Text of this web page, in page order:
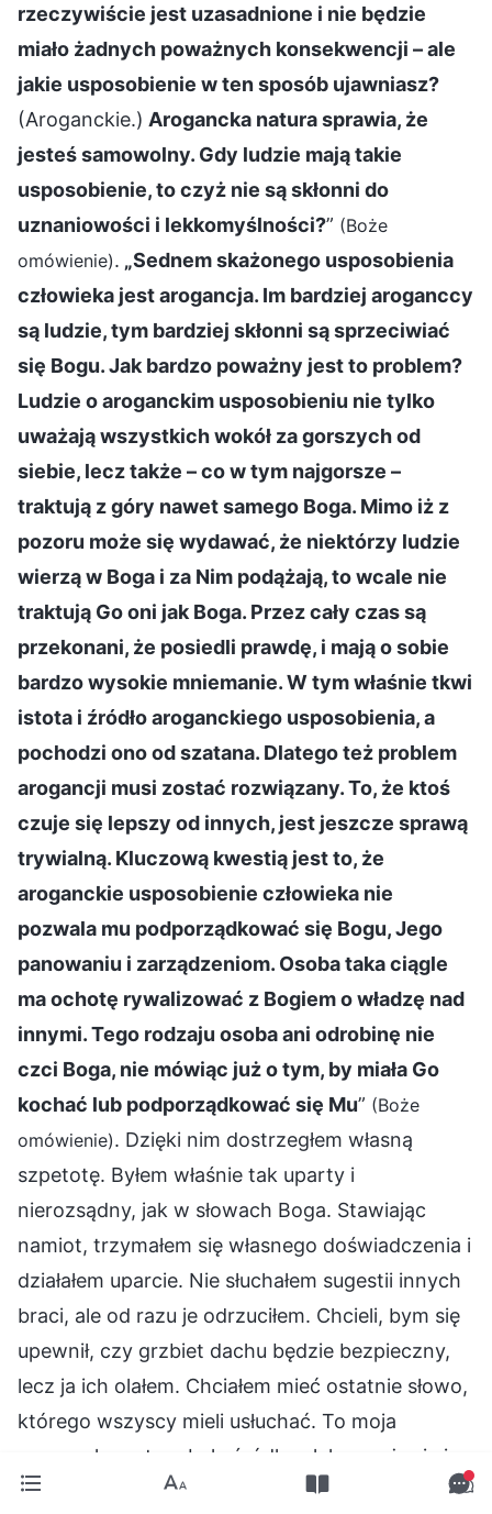
rzeczywiście jest uzasadnione i nie będzie
miało żadnych poważnych konsekwencji – ale
jakie usposobienie w ten sposób ujawniasz?
(Aroganckie.) Arogancka natura sprawia, że
jesteś samowolny. Gdy ludzie mają takie
usposobienie, to czyż nie są skłonni do
uznaniowości i lekkomyślności?” (Boże
omówienie). „Sednem skażonego usposobienia
człowieka jest arogancja. Im bardziej aroganccy
są ludzie, tym bardziej skłonni są sprzeciwiać
się Bogu. Jak bardzo poważny jest to problem?
Ludzie o aroganckim usposobieniu nie tylko
uważają wszystkich wokół za gorszych od
siebie, lecz także – co w tym najgorsze –
traktują z góry nawet samego Boga. Mimo iż z
pozoru może się wydawać, że niektórzy ludzie
wierzą w Boga i za Nim podążają, to wcale nie
traktują Go oni jak Boga. Przez cały czas są
przekonani, że posiedli prawdę, i mają o sobie
bardzo wysokie mniemanie. W tym właśnie tkwi
istota i źródło aroganckiego usposobienia, a
pochodzi ono od szatana. Dlatego też problem
arogancji musi zostać rozwiązany. To, że ktoś
czuje się lepszy od innych, jest jeszcze sprawą
trywialną. Kluczową kwestią jest to, że
aroganckie usposobienie człowieka nie
pozwala mu podporządkować się Bogu, Jego
panowaniu i zarządzeniom. Osoba taka ciągle
ma ochotę rywalizować z Bogiem o władzę nad
innymi. Tego rodzaju osoba ani odrobinę nie
czci Boga, nie mówiąc już o tym, by miała Go
kochać lub podporządkować się Mu” (Boże
omówienie). Dzięki nim dostrzegłem własną
szpetotę. Byłem właśnie tak uparty i
nierozsądny, jak w słowach Boga. Stawiając
namiot, trzymałem się własnego doświadczenia i
działałem uparcie. Nie słuchałem sugestii innych
braci, ale od razu je odrzuciłem. Chcieli, bym się
upewnił, czy grzbiet dachu będzie bezpieczny,
lecz ja ich olałem. Chciałem mieć ostatnie słowo,
którego wszyscy mieli usłuchać. To moja
arogancka natura była źródłem lekceważenia i
uporu. Arogancja i działanie po swojemu już